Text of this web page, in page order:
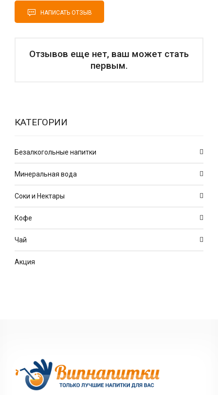
НАПИСАТЬ ОТЗЫВ
Отзывов еще нет, ваш может стать
первым.
КАТЕГОРИИ
Безалкогольные напитки
Минеральная вода
Соки и Нектары
Кофе
Чай
Акция